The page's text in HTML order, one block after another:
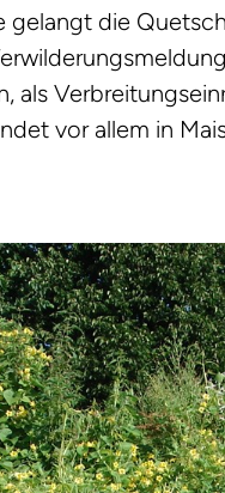
gelangt die
als
vor allem in